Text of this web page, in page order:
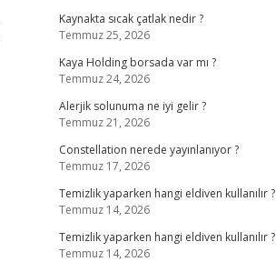
Kaynakta sıcak çatlak nedir ?
Temmuz 25, 2026
Kaya Holding borsada var mı ?
Temmuz 24, 2026
Alerjik solunuma ne iyi gelir ?
Temmuz 21, 2026
Constellation nerede yayınlanıyor ?
Temmuz 17, 2026
Temizlik yaparken hangi eldiven kullanılır ?
Temmuz 14, 2026
Temizlik yaparken hangi eldiven kullanılır ?
Temmuz 14, 2026